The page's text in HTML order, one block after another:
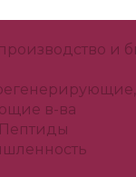
и
в-ва